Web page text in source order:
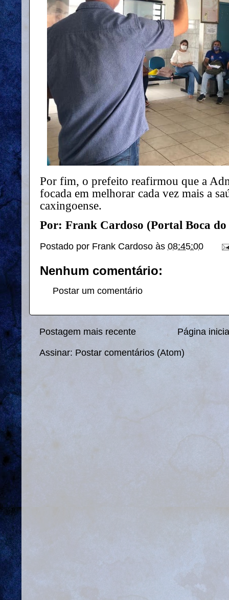
Por fim, o prefeito reafirmou que a
focada em melhorar cada vez mais a
caxingoense.
Por: Frank Cardoso (Portal Boca do
Postado por Frank Cardoso às 08:45:00
Nenhum comentário:
Postar um comentário
Postagem mais recente Página
Assinar: Postar comentários (Atom)